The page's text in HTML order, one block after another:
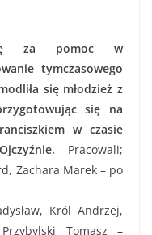
za pomoc w
tymczasowego
się młodzież z
się na
w czasie
Pracowali;
Zachara Marek – po
Król Andrzej,
Tomasz –